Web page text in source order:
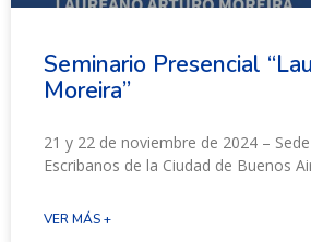
Seminario Presencial
Moreira”
21 y 22 de noviembre de 2024 –
Escribanos de la Ciudad de Buenos
VER MÁS +